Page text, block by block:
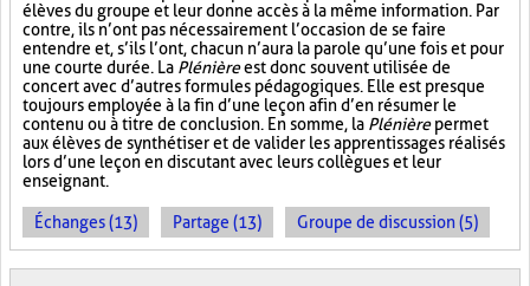
élèves du groupe et leur donne accès à la même information. Par
contre, ils n’ont pas nécessairement l’occasion de se faire
entendre et, s’ils l’ont, chacun n’aura la parole qu’une fois et pour
une courte durée. La Plénièreest donc souvent utilisée de
concert avec d’autres formules pédagogiques. Elle est presque
toujours employée à la fin d’une leçon afin d’en résumer le
contenu ou à titre de conclusion. En somme, la Plénièrepermet
aux élèves de synthétiser et de valider les apprentissages réalisés
lors d’une leçon en discutant avec leurs collègues et leur
enseignant.
Échanges (13) Partage (13) Groupe de discussion (5)